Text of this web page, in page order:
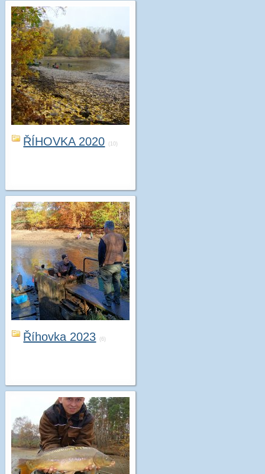
ŘÍHOVKA 2020 (10)
Říhovka 2023 (6)